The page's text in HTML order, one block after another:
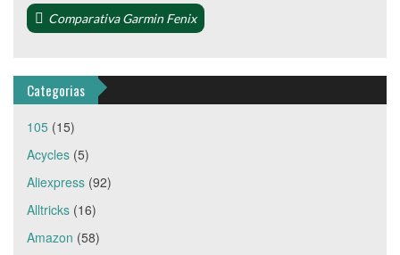
Comparativa Garmin Fenix
Categorias
105 (15)
Acycles (5)
Aliexpress (92)
Alltricks (16)
Amazon (58)